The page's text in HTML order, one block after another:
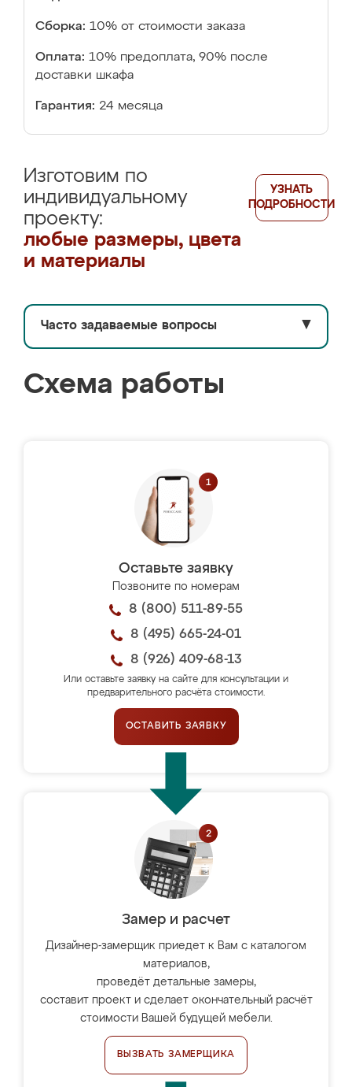
Сборка: 10% от стоимости заказа
Оплата: 10% предоплата, 90% после
доставки шкафа
Гарантия: 24 месяца
Изготовим по
индивидуальному
проекту:
любые размеры, цвета
и материалы
УЗНАТЬ
ПОДРОБНОСТИ
Часто задаваемые вопросы ▼
Схема работы
Оставьте заявку
Позвоните по номерам
8 (800) 511-89-55
8 (495) 665-24-01
8 (926) 409-68-13
Или оставьте заявку на сайте для консультации и
предварительного расчёта стоимости.
ОСТАВИТЬ ЗАЯВКУ
Замер и расчет
Дизайнер-замерщик приедет к Вам с каталогом
материалов,
проведёт детальные замеры,
составит проект и сделает окончательный расчёт
стоимости Вашей будущей мебели.
ВЫЗВАТЬ ЗАМЕРЩИКА